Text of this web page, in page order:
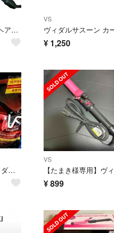
ビダルサスーン ヘアアイロン 32mm
VS
¥ 1,250
【2個セット】ヴィダルサスーン ☆ ヴィヴィッドケア 詰替え／未使用
VS
¥899